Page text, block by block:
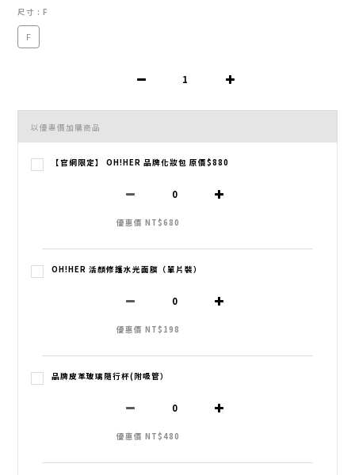
尺寸 : F
F
以優惠價加購商品
【官網限定】 OH!HER 品牌化妝包 原價$880
優惠價 NT$680
OH!HER 活顏修護水光面膜（單片裝）
優惠價 NT$198
品牌皮革玻璃隨行杯(附吸管）
優惠價 NT$480